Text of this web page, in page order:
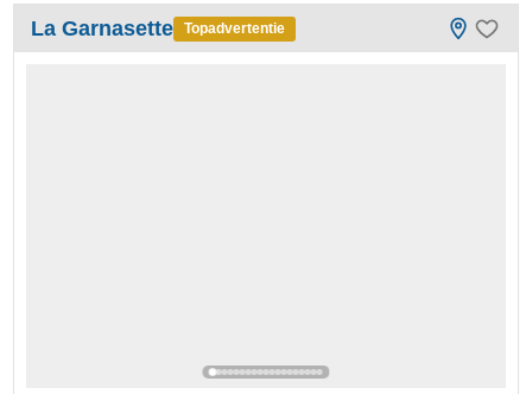
La Garnasette Topadvertentie